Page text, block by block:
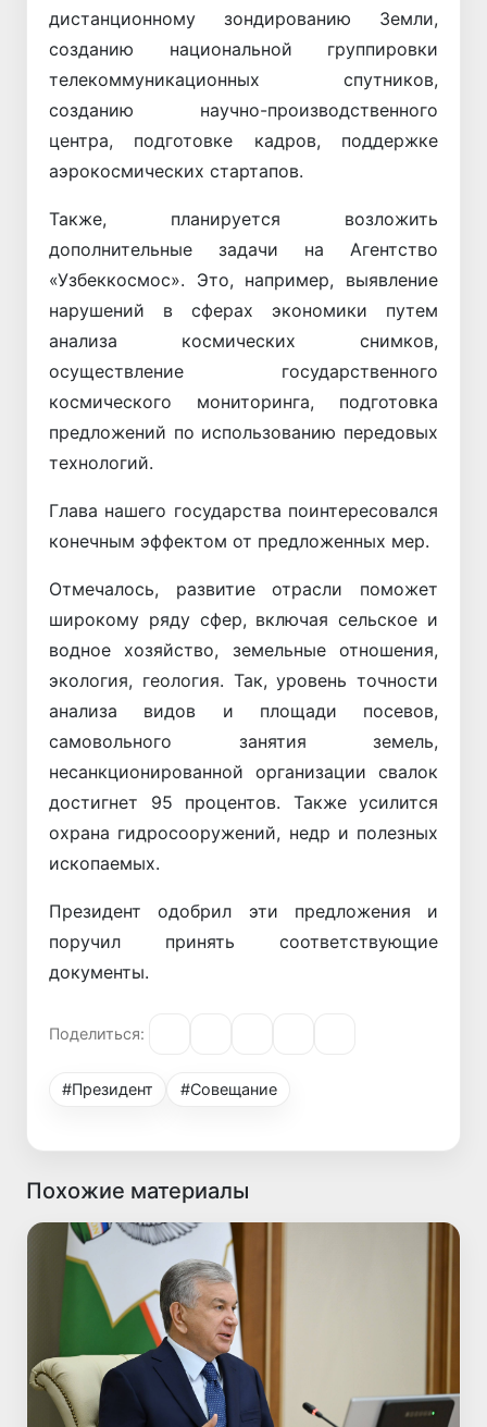
дистанционному зондированию Земли,
созданию национальной группировки
телекоммуникационных спутников,
созданию научно-производственного
центра, подготовке кадров, поддержке
аэрокосмических стартапов.
Также, планируется возложить
дополнительные задачи на Агентство
«Узбеккосмос». Это, например, выявление
нарушений в сферах экономики путем
анализа космических снимков,
осуществление государственного
космического мониторинга, подготовка
предложений по использованию передовых
технологий.
Глава нашего государства поинтересовался
конечным эффектом от предложенных мер.
Отмечалось, развитие отрасли поможет
широкому ряду сфер, включая сельское и
водное хозяйство, земельные отношения,
экология, геология. Так, уровень точности
анализа видов и площади посевов,
самовольного занятия земель,
несанкционированной организации свалок
достигнет 95 процентов. Также усилится
охрана гидросооружений, недр и полезных
ископаемых.
Президент одобрил эти предложения и
поручил принять соответствующие
документы.
Поделиться:
#Президент #Совещание
Похожие материалы